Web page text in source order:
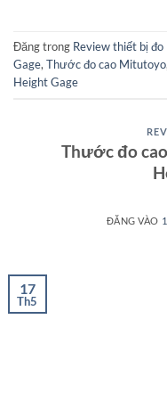
Đăng trong Review thiết bị đo
Gage, Thước đo cao Mitutoyo,
Height Gage
Thước đo
ĐĂNG VÀO
17
Th5